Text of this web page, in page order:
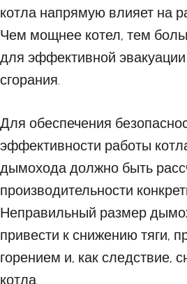
котла напрямую влияет на
Чем мощнее котел, тем
для эффективной эвакуации
сгорания.
Для обеспечения
эффективности работы
дымохода должно быть
производительности
Неправильный размер
привести к снижению тяги,
горением и, как следствие,
котла.